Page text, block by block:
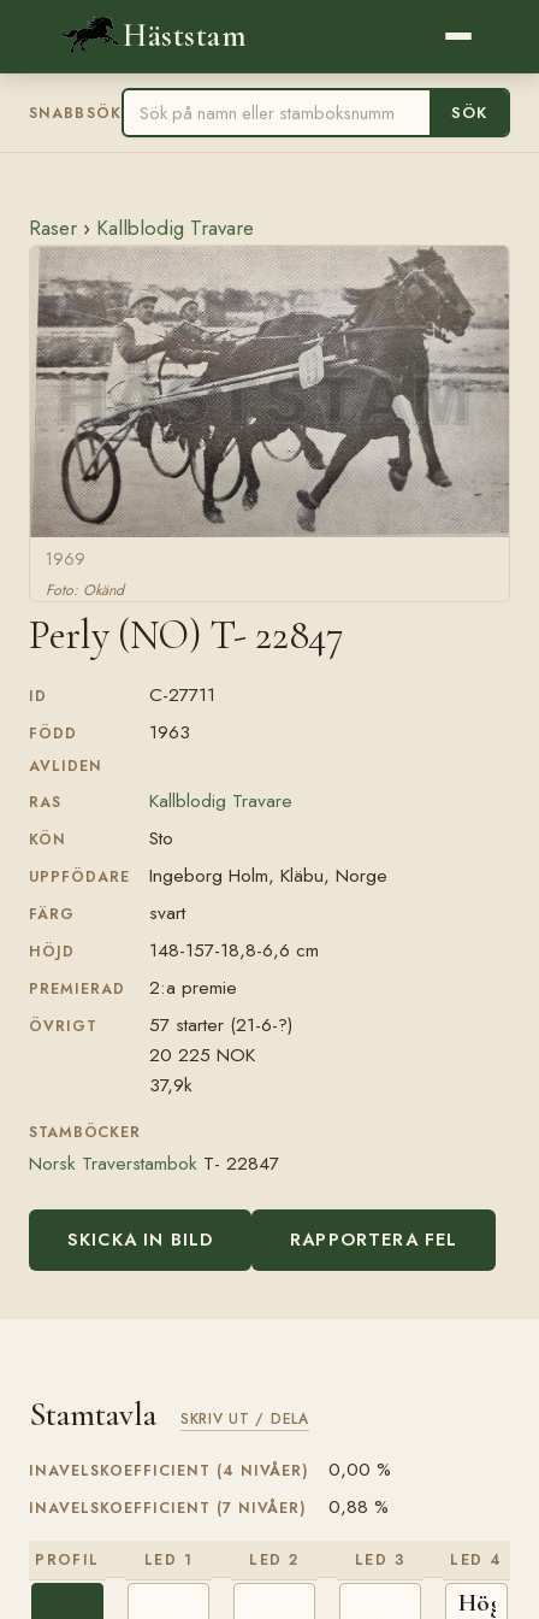
Häststam
SNABBSÖK SÖK
Raser › Kallblodig Travare
1969
Foto: Okänd
Perly (NO) T- 22847
ID C-27711
FÖDD 1963
AVLIDEN
RAS
Kallblodig Travare
KÖN Sto
UPPFÖDARE Ingeborg Holm, Kläbu, Norge
FÄRG svart
HÖJD 148-157-18,8-6,6 cm
PREMIERAD 2:a premie
ÖVRIGT
57 starter (21-6-?)
20 225 NOK
37,9k
STAMBÖCKER
Norsk Traverstambok T- 22847
SKICKA IN BILD RAPPORTERA FEL
Stamtavla SKRIV UT / DELA
INAVELSKOEFFICIENT (4 NIVÅER) 0,00 %
INAVELSKOEFFICIENT (7 NIVÅER) 0,88 %
PROFIL LED 1 LED 2 LED 3 LED 4
Högne